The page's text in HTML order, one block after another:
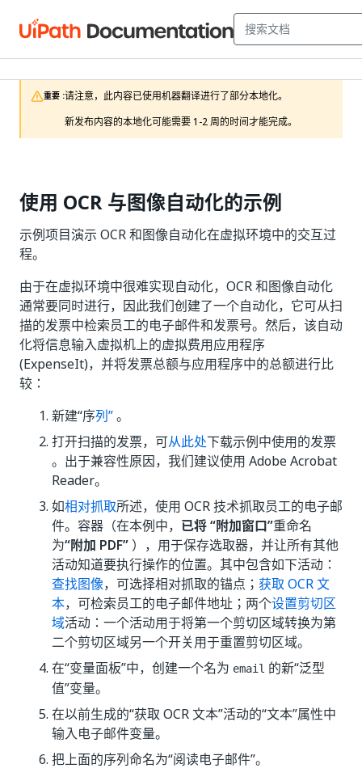
重要 :请注意，此内容已使用机器翻译进行了部分本地化。
新发布内容的本地化可能需要 1-2 周的时间才能完成。
使用 OCR 与图像自动化的示例
示例项目演示 OCR 和图像自动化在虚拟环境中的交互过
程。
由于在虚拟环境中很难实现自动化，OCR 和图像自动化
通常要同时进行，因此我们创建了一个自动化，它可从扫
描的发票中检索员工的电子邮件和发票号。然后，该自动
化将信息输入虚拟机上的虚拟费用应用程序
(ExpenseIt)，并将发票总额与应用程序中的总额进行比
较：
新建“序列”。
打开扫描的发票，可从此处下载示例中使用的发票
。出于兼容性原因，我们建议使用 Adobe Acrobat
Reader。
如相对抓取所述，使用 OCR 技术抓取员工的电子邮
件。容器（在本例中， 已将 “附加窗口”重命名
为“附加 PDF” ），用于保存选取器，并让所有其他
活动知道要执行操作的位置。其中包含如下活动：
查找图像，可选择相对抓取的锚点； 获取 OCR 文
本，可检索员工的电子邮件地址；两个设置剪切区
域活动：一个活动用于将第一个剪切区域转换为第
二个剪切区域另一个开关用于重置剪切区域。
在“变量面板”中，创建一个名为 email 的新“泛型
值”变量。
在以前生成的“获取 OCR 文本”活动的“文本”属性中
输入电子邮件变量。
把上面的序列命名为“阅读电子邮件”。